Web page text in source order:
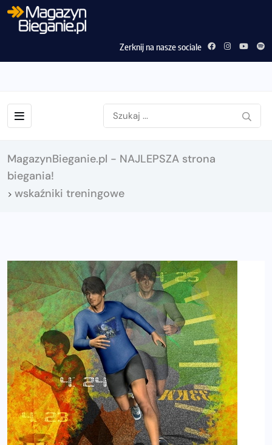
Zerknij na nasze sociale
MagazynBieganie.pl - NAJLEPSZA strona
biegania!
> wskaźniki treningowe